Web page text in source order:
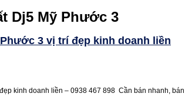
Dj5 Mỹ Phước 3
3 vị trí đẹp kinh doanh liền
kinh doanh liền – 0938 467 898 Cần bán nhanh,